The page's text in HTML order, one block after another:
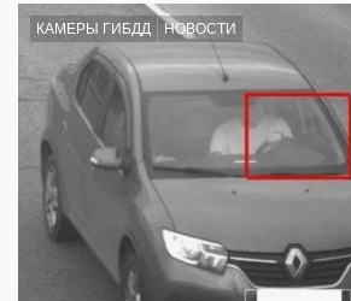
КАМЕРЫ ГИБДД НОВОСТИ